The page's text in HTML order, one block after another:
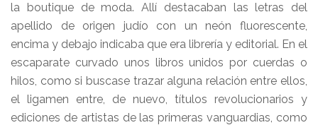
la boutique de moda. Allí destacaban las letras del
apellido de origen judío con un neón fluorescente,
encima y debajo indicaba que era librería y editorial. En el
escaparate curvado unos libros unidos por cuerdas o
hilos, como si buscase trazar alguna relación entre ellos,
el ligamen entre, de nuevo, títulos revolucionarios y
ediciones de artistas de las primeras vanguardias, como